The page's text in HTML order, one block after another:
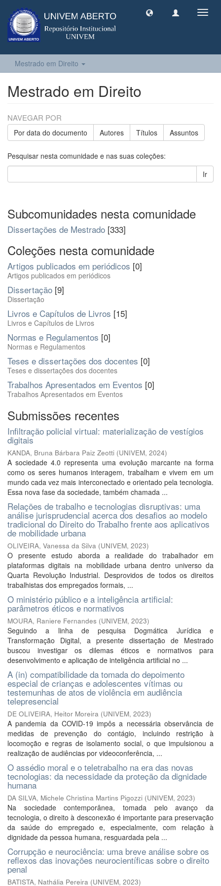
Mestrado em Direito
Mestrado em Direito
NAVEGAR POR
Por data do documento Autores Títulos Assuntos
Pesquisar nesta comunidade e nas suas coleções:
Ir
Subcomunidades nesta comunidade
Dissertações de Mestrado [333]
Coleções nesta comunidade
Artigos publicados em periódicos [0]
Artigos publicados em periódicos
Dissertação [9]
Dissertação
Livros e Capítulos de Livros [15]
Livros e Capítulos de Livros
Normas e Regulamentos [0]
Normas e Regulamentos
Teses e dissertações dos docentes [0]
Teses e dissertações dos docentes
Trabalhos Apresentados em Eventos [0]
Trabalhos Apresentados em Eventos
Submissões recentes
Infiltração policial virtual: materialização de vestígios
digitais
KANDA, Bruna Bárbara Paiz Zeotti (UNIVEM, 2024)
A sociedade 4.0 representa uma evolução marcante na forma
como os seres humanos interagem, trabalham e vivem em um
mundo cada vez mais interconectado e orientado pela tecnologia.
Essa nova fase da sociedade, também chamada ...
Relações de trabalho e tecnologias disruptivas: uma
análise jurisprudencial acerca dos desafios ao modelo
tradicional do Direito do Trabalho frente aos aplicativos
de mobilidade urbana
OLIVEIRA, Vanessa da Silva (UNIVEM, 2023)
O presente estudo aborda a realidade do trabalhador em
plataformas digitais na mobilidade urbana dentro universo da
Quarta Revolução Industrial. Desprovidos de todos os direitos
trabalhistas dos empregados formais, ...
O ministério público e a inteligência artificial:
parâmetros éticos e normativos
MOURA, Raniere Fernandes (UNIVEM, 2023)
Seguindo a linha de pesquisa Dogmática Jurídica e
Transformação Digital, a presente dissertação de Mestrado
buscou investigar os dilemas éticos e normativos para
desenvolvimento e aplicação de inteligência artificial no ...
A (in) compatibilidade da tomada do depoimento
especial de crianças e adolescentes vítimas ou
testemunhas de atos de violência em audiência
telepresencial
DE OLIVEIRA, Heitor Moreira (UNIVEM, 2023)
A pandemia da COVID-19 impôs a necessária observância de
medidas de prevenção do contágio, incluindo restrição à
locomoção e regras de isolamento social, o que impulsionou a
realização de audiências por videoconferência, ...
O assédio moral e o teletrabalho na era das novas
tecnologias: da necessidade da proteção da dignidade
humana
DA SILVA, Michele Christina Martins Pigozzi (UNIVEM, 2023)
Na sociedade contemporânea, tomada pelo avanço da
tecnologia, o direito à desconexão é importante para preservação
da saúde do empregado e, especialmente, com relação à
dignidade da pessoa humana, resguardada pela ...
Corrupção e neurociência: uma breve análise sobre os
reflexos das inovações neurocientíficas sobre o direito
penal
BATISTA, Nathália Pereira (UNIVEM, 2023)